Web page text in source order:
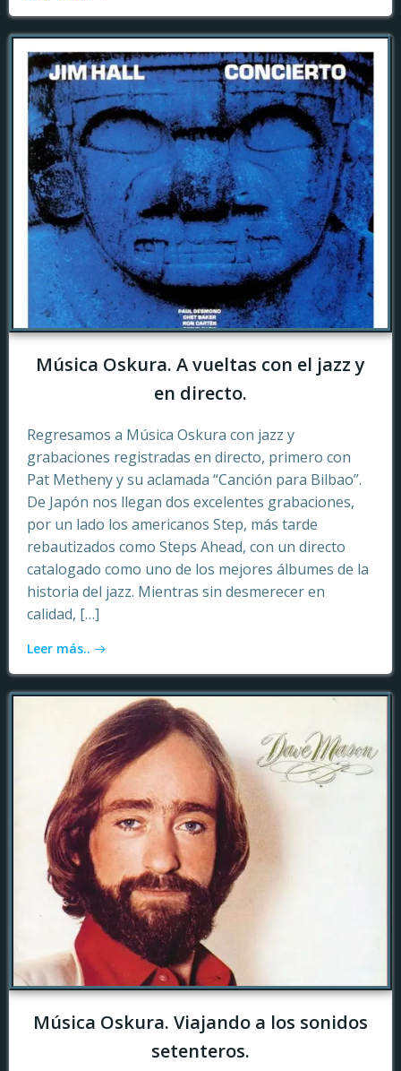
Música Oskura. A vueltas con el jazz y
en directo.
Regresamos a Música Oskura con jazz y
grabaciones registradas en directo, primero con
Pat Metheny y su aclamada “Canción para Bilbao”.
De Japón nos llegan dos excelentes grabaciones,
por un lado los americanos Step, más tarde
rebautizados como Steps Ahead, con un directo
catalogado como uno de los mejores álbumes de la
historia del jazz. Mientras sin desmerecer en
calidad, […]
Leer más..
Música Oskura. Viajando a los sonidos
setenteros.